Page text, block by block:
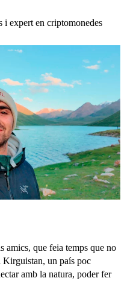
i expert en criptomonedes
amics, que feia temps que no
Kirguistan, un país poc
amb la natura, poder fer